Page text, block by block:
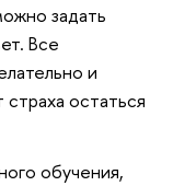
задать
Все
и
остаться
обучения,